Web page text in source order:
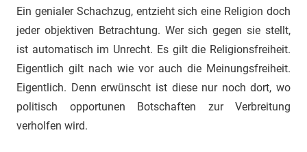
Ein genialer Schachzug, entzieht sich eine Religion doch
jeder objektiven Betrachtung. Wer sich gegen sie stellt,
ist automatisch im Unrecht. Es gilt die Religionsfreiheit.
Eigentlich gilt nach wie vor auch die Meinungsfreiheit.
Eigentlich. Denn erwünscht ist diese nur noch dort, wo
politisch opportunen Botschaften zur Verbreitung
verholfen wird.